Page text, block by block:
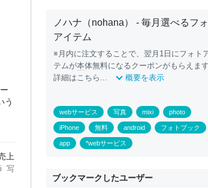
う
上
写
ノハナ（nohana） - 毎月選べるフ
アイテム
※月内に注文することで、翌月1日にフォト
テムが本体無料になるクーポンがもらえます
詳細はこちら...
概要を表示
webサービス 写真 mixi photo
iPhone 無料 android フォトブック
app *webサービス
ブックマークしたユーザー